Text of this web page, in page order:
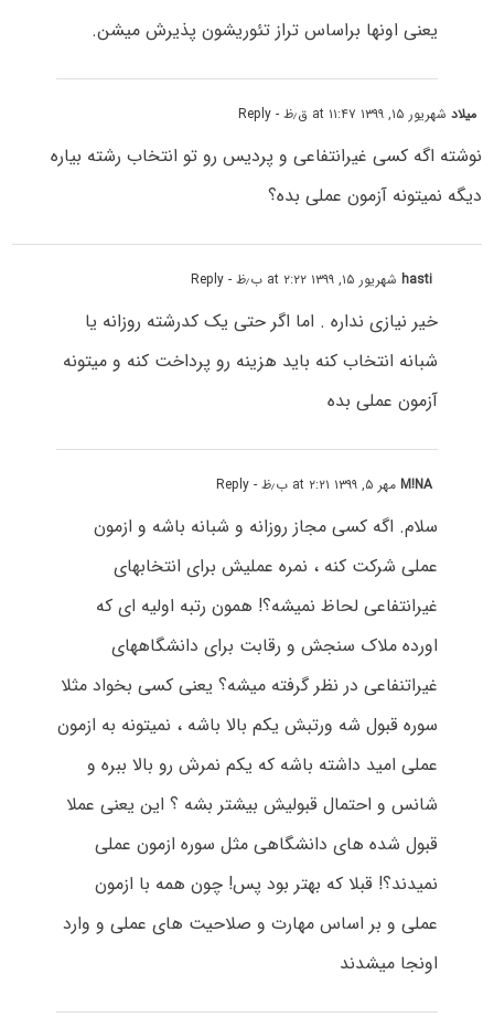
یعنی اونها براساس تراز تئوریشون پذیرش میشن.
میلادشهریور ۱۵, ۱۳۹۹ at ۱۱:۴۷ ق٫ظ - Reply
نوشته اگه کسی غیرانتفاعی و پردیس رو تو انتخاب رشته بیاره
دیگه نمیتونه آزمون عملی بده؟
hastiشهریور ۱۵, ۱۳۹۹ at ۲:۲۲ ب٫ظ - Reply
خیر نیازی نداره . اما اگر حتی یک کدرشته روزانه یا
شبانه انتخاب کنه باید هزینه رو پرداخت کنه و میتونه
آزمون عملی بده
M!NAمهر ۵, ۱۳۹۹ at ۲:۲۱ ب٫ظ - Reply
سلام. اگه کسی مجاز روزانه و شبانه باشه و ازمون
عملی شرکت کنه ، نمره عملیش برای انتخابهای
غیرانتفاعی لحاظ نمیشه؟! همون رتبه اولیه ای که
اورده ملاک سنجش و رقابت برای دانشگاههای
غیراتنفاعی در نظر گرفته میشه؟ یعنی کسی بخواد مثلا
سوره قبول شه ورتبش یکم بالا باشه ، نمیتونه به ازمون
عملی امید داشته باشه که یکم نمرش رو بالا ببره و
شانس و احتمال قبولیش بیشتر بشه ؟ این یعنی عملا
قبول شده های دانشگاهی مثل سوره ازمون عملی
نمیدند؟! قبلا که بهتر بود پس! چون همه با ازمون
عملی و بر اساس مهارت و صلاحیت های عملی و وارد
اونجا میشدند